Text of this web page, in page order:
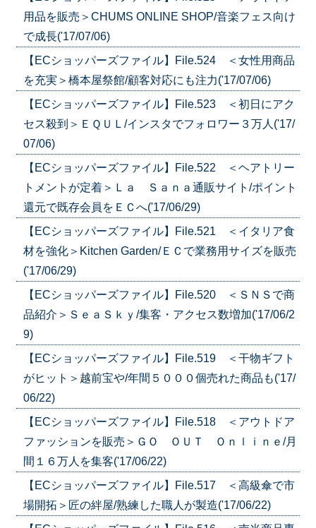
用品を販売＞CHUMS ONLINE SHOP/音楽フェス向け
で成長('17/07/06)
【ECショッパーズファイル】File.524 ＜女性用商品
を充実＞橋本屋祭館/顧客対応にも注力('17/07/06)
【ECショッパーズファイル】File.523 ＜初日にアク
セス殺到＞ＥＱＵＬ/インスタでフォロワー３万人('17/
07/06)
【ECショッパーズファイル】File.522 ＜ヘアトリー
トメントが定着＞Ｌａ Ｓａｎａ通販サイト/ポイント
還元で既存会員をＥＣへ('17/06/29)
【ECショッパーズファイル】File.521 ＜イタリア食
材を強化＞Kitchen Garden/ＥＣで業務用サイズを販売
('17/06/29)
【ECショッパーズファイル】File.520 ＜ＳＮＳで商
品紹介＞ＳｅａＳｋｙ/集客・アクセス数増加('17/06/2
9)
【ECショッパーズファイル】File.519 ＜干物ギフト
がヒット＞越前宝や/年間５０００個売れた商品も('17/
06/22)
【ECショッパーズファイル】File.518 ＜アウトドア
ファッションを販売＞ＧＯ ＯＵＴ Ｏｎｌｉｎｅ/月
間１６万人を集客('17/06/22)
【ECショッパーズファイル】File.517 ＜高級傘で市
場開拓＞匠の絆屋/熟練した職人が製造('17/06/22)